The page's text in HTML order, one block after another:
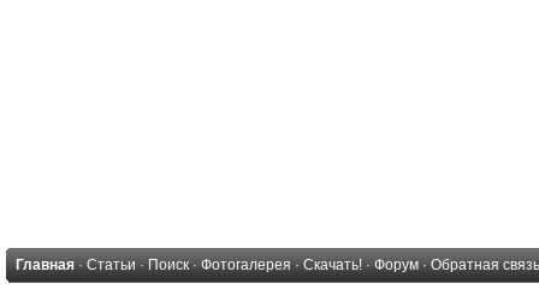
Главная · Статьи · Поиск · Фотогалерея · Скачать! · Форум · Обратная связь